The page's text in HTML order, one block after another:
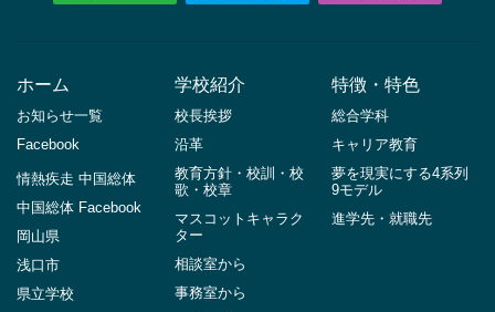
ホーム
お知らせ一覧
Facebook
情熱疾走 中国総体
中国総体 Facebook
岡山県
浅口市
県立学校
学校紹介
校長挨拶
沿革
教育方針・校訓・校
歌・校章
マスコットキャラク
ター
相談室から
事務室から
特徴・特色
総合学科
キャリア教育
夢を現実にする4系列
9モデル
進学先・就職先